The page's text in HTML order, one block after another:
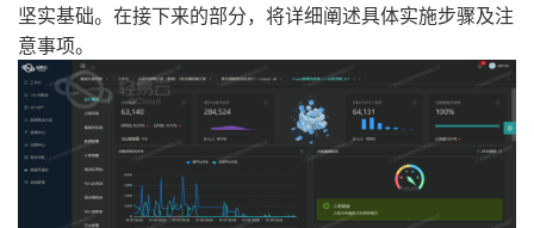
坚实基础。在接下来的部分，将详细阐述具体实施步骤及注
意事项。